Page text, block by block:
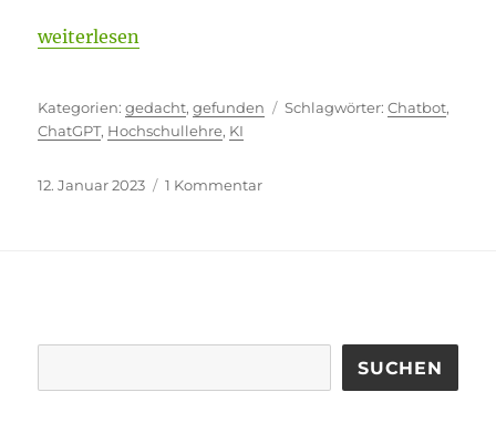
„Massentauglich werdende KI“
weiterlesen
Kategorien
gedacht,gefunden Schlagwörter
Chatbot,
ChatGPT, Hochschullehre, KI
Veröffentlicht
12. Januar 2023 1 Kommentarzu
SUCHEN